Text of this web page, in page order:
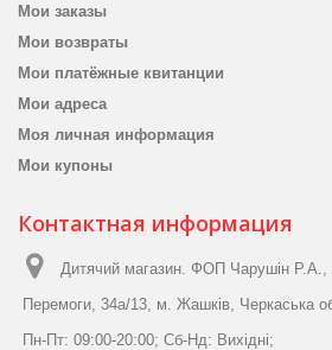
Мои заказы
Мои возвраты
Мои платёжные квитанции
Мои адреса
Моя личная информация
Мои купоны
Контактная информация
Дитячий магазин. ФОП Чарушін
Перемоги, 34а/13, м. Жашків, Черкаська
Пн-Пт: 09:00-20:00; Сб-Нд: Вихідні;